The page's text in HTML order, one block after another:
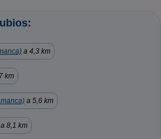
a 4,3 km
km
a 5,6 km
a 8,1 km